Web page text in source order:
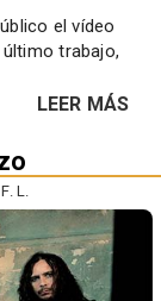
el vídeo
trabajo,
LEER MÁS
L.